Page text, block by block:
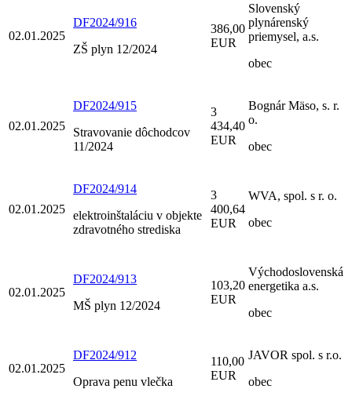
02.01.2025
DF2024/916
ZŠ plyn 12/2024
386,00
EUR
Slovenský
plynárenský
priemysel, a.s.
obec
02.01.2025
DF2024/915
Stravovanie dôchodcov
11/2024
3
434,40
EUR
Bognár Mäso, s. r.
o.
obec
02.01.2025
DF2024/914
elektroinštaláciu v objekte
zdravotného strediska
3
400,64
EUR
WVA, spol. s r. o.
obec
02.01.2025
DF2024/913
MŠ plyn 12/2024
103,20
EUR
Východoslovenská
energetika a.s.
obec
02.01.2025
DF2024/912
Oprava penu vlečka
110,00
EUR
JAVOR spol. s r.o.
obec